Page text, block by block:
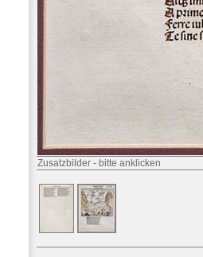
Zusatzbilder - bitte anklicken